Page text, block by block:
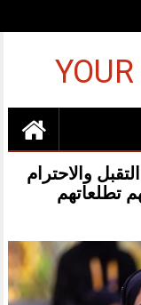
والاحترام
تطلعاتهم